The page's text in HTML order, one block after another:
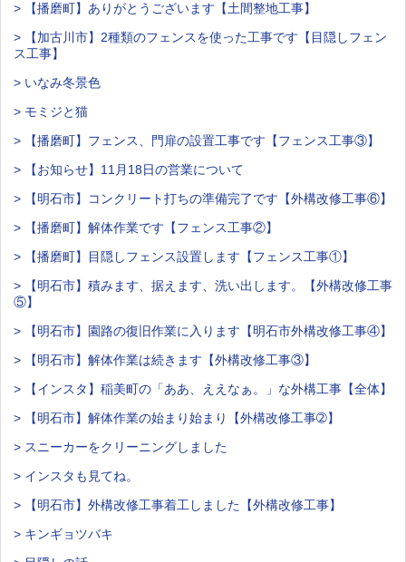
> 【播磨町】ありがとうございます【土間整地工事】
> 【加古川市】2種類のフェンスを使った工事です【目隠しフェン
ス工事】
> いなみ冬景色
> モミジと猫
> 【播磨町】フェンス、門扉の設置工事です【フェンス工事③】
> 【お知らせ】11月18日の営業について
> 【明石市】コンクリート打ちの準備完了です【外構改修工事⑥】
> 【播磨町】解体作業です【フェンス工事②】
> 【播磨町】目隠しフェンス設置します【フェンス工事①】
> 【明石市】積みます、据えます、洗い出します。【外構改修工事
⑤】
> 【明石市】園路の復旧作業に入ります【明石市外構改修工事④】
> 【明石市】解体作業は続きます【外構改修工事③】
> 【インスタ】稲美町の「ああ、ええなぁ。」な外構工事【全体】
> 【明石市】解体作業の始まり始まり【外構改修工事➁】
> スニーカーをクリーニングしました
> インスタも見てね。
> 【明石市】外構改修工事着工しました【外構改修工事】
> キンギョツバキ